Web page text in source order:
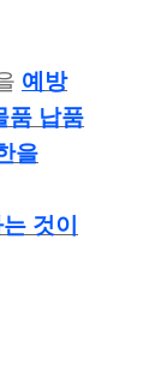
예 방
품 납품
을
것이